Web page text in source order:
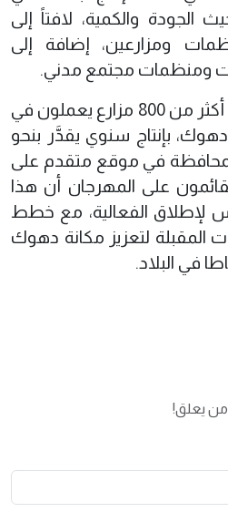
الجودة والكمية، لافتاً إلى
ومزارعين، إضافة إلى
ومنظمات مجتمع مدني.
وتشير الإحصاءات إلى أن أكثر من 800 مزارع يعملون في
بإنتاج سنوي يقدَّر بنحو
المحافظة في موقع متقدم على
على المهرجان أن هذا
لإطلاق الفعالية، مع خطط
المقبلة لتعزيز مكانة دهوك
في البلاد.
من يعلق!